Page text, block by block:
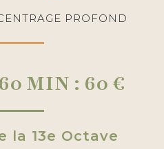
PROFOND
MIN : 60 €
la 13e Octave